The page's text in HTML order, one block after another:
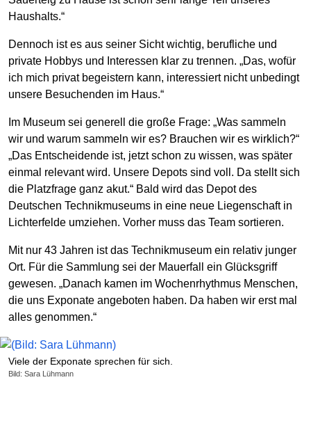
Viele der Exponate sprechen für sich.
Bild: Sara Lühmann
Haushalts.“
Dennoch ist es aus seiner Sicht wichtig, berufliche und
private Hobbys und Interessen klar zu trennen. „Das, wofür
ich mich privat begeistern kann, interessiert nicht unbedingt
unsere Besuchenden im Haus.“
Im Museum sei generell die große Frage: „Was sammeln
wir und warum sammeln wir es? Brauchen wir es wirklich?“
„Das Entscheidende ist, jetzt schon zu wissen, was später
einmal relevant wird. Unsere Depots sind voll. Da stellt sich
die Platzfrage ganz akut.“ Bald wird das Depot des
Deutschen Technikmuseums in eine neue Liegenschaft in
Lichterfelde umziehen. Vorher muss das Team sortieren.
Mit nur 43 Jahren ist das Technikmuseum ein relativ junger
Ort. Für die Sammlung sei der Mauerfall ein Glücksgriff
gewesen. „Danach kamen im Wochenrhythmus Menschen,
die uns Exponate angeboten haben. Da haben wir erst mal
alles genommen.“